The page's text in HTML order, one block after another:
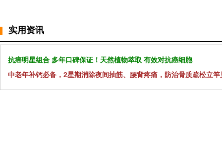
实用资讯
抗癌明星组合 多年口碑保证！天然植物萃取 有效对抗癌细胞
中老年补钙必备，2星期消除夜间抽筋、腰背疼痛，防治骨质疏松立竿